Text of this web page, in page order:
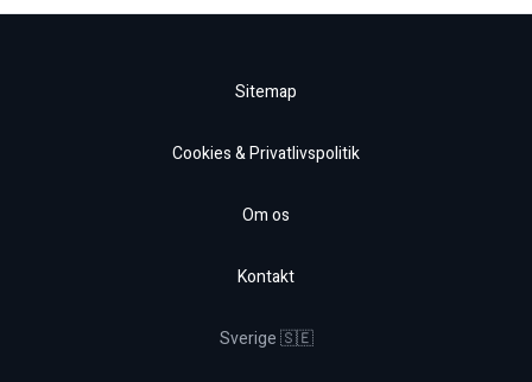
Sitemap
Cookies & Privatlivspolitik
Om os
Kontakt
Sverige 🇸🇪